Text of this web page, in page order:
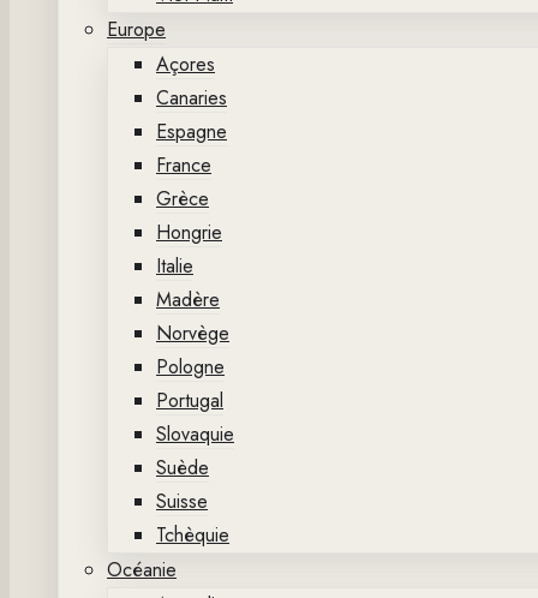
Europe
Açores
Canaries
Espagne
France
Grèce
Hongrie
Italie
Madère
Norvège
Pologne
Portugal
Slovaquie
Suède
Suisse
Tchèquie
Océanie